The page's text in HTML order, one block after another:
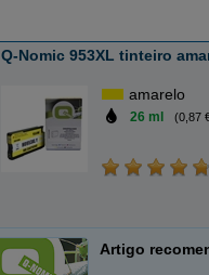
Q-Nomic 953XL tinteiro
amarelo
26 ml (0,87
Artigo